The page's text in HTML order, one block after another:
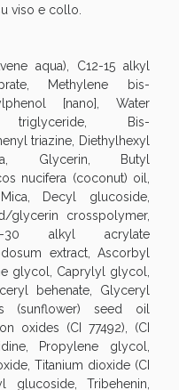
viso e collo.
aqua), C12-15 alkyl
Methylene bis-
[nano], Water
triglyceride, Bis-
triazine, Diethylhexyl
Glycerin, Butyl
nucifera (coconut) oil,
Decyl glucoside,
glycerin crosspolymer,
30 alkyl acrylate
extract, Ascorbyl
glycol, Caprylyl glycol,
behenate, Glyceryl
(sunflower) seed oil
oxides (CI 77492), (CI
Propylene glycol,
Titanium dioxide (CI
glucoside, Tribehenin,
fino al 55% valido